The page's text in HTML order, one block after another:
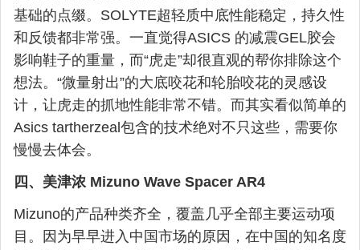
基础的点缀。SOLYTE超轻质中底性能稳定，持久性
和反馈都非常强。一直觉得ASICS 的减震GEL胶会
影响鞋子的重量，而“虎走”却很直观的帮你排除这个
想法。“微量射出”的大底咬花和轮胎咬花的灵感设
计，让虎走的抓地性能非常不错。而其实看似简单的
Asics tartherzeal包含的技术绝对不只这些，需要你
慢慢去体会。
四、美津浓 Mizuno Wave Spacer AR4
Mizuno的产品种类齐全，覆盖几乎全部主要运动项
目。因为早早进入中国市场的原因，在中国的知名度